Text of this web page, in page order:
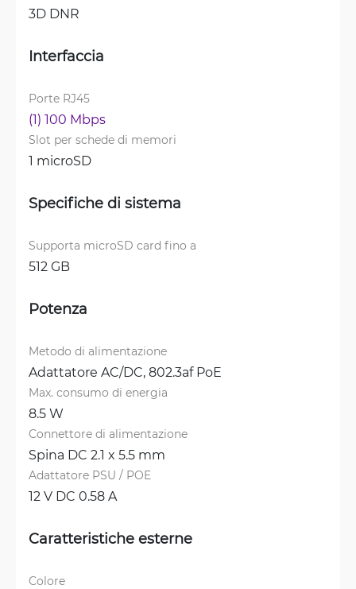
3D DNR
Interfaccia
Porte RJ45
(1) 100 Mbps
Slot per schede di memori
1 microSD
Specifiche di sistema
Supporta microSD card fino a
512 GB
Potenza
Metodo di alimentazione
Adattatore AC/DC, 802.3af PoE
Max. consumo di energia
8.5 W
Connettore di alimentazione
Spina DC 2.1 x 5.5 mm
Adattatore PSU / POE
12 V DC 0.58 A
Caratteristiche esterne
Colore